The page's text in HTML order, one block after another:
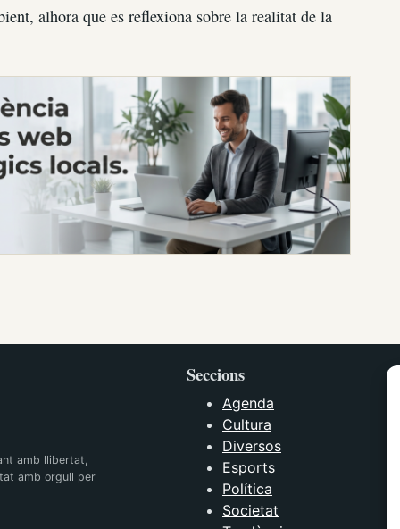
alhora que es reflexiona sobre la realitat de la
amb llibertat,
amb orgull per
Seccions
Agenda
Cultura
Diversos
Esports
Política
Societat